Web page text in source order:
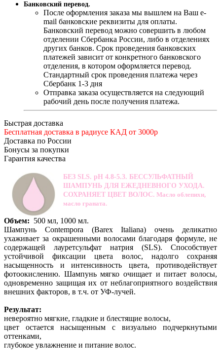
Банковский перевод.
После оформления заказа мы вышлем на Ваш e-
mail банковские реквизиты для оплаты.
Банковский перевод можно совершить в любом
отделении Сбербанка России, либо в отделениях
других банков. Срок проведения банковских
платежей зависит от конкретного банковского
отделения, в котором оформляется перевод.
Стандартный срок проведения платежа через
Сбербанк 1-3 дня
Отправка заказа осуществляется на следующий
рабочий день после получения платежа.
Быстрая доставка
Бесплатная доставка в радиусе КАД от 3000р
Доставка по России
Бонусы за покупки
Гарантия качества
БЕЗ SLS. pH 4.8-5.3. БЕССУЛЬФАТНЫЙ
ШАМПУНЬ ДЛЯ ЕЖЕДНЕВНОГО УХОДА.
СОХРАНЯЕТ ЦВЕТ ВОЛОС. Масло облепихи,
масло граната.
Объем: 500 мл, 1000 мл.
Шампунь Contempora (Barex Italiana) очень деликатно
ухаживает за окрашенными волосами благодаря формуле, не
содержащей лауретсульфат натрия (SLS). Способствует
устойчивой фиксации цвета волос, надолго сохраняя
насыщенность и интенсивность цвета, противодействует
фотоокислению. Шампунь мягко очищает и питает волосы,
одновременно защищая их от неблагоприятного воздействия
внешних факторов, в т.ч. от УФ-лучей.
Результат:
невероятно мягкие, гладкие и блестящие волосы,
цвет остается насыщенным с визуально подчеркнутыми
оттенками,
глубокое увлажнение и питание волос.